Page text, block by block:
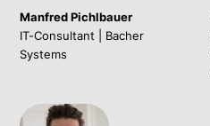
Manfred Pichlbauer
IT-Consultant | Bacher
Systems